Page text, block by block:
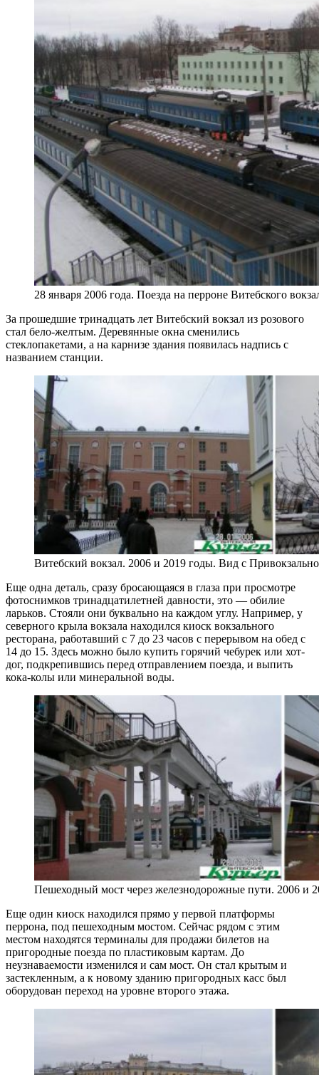
28 января 2006 года. Поезда на перроне Витебского
За прошедшие тринадцать лет Витебский вокзал из розового
стал бело-желтым. Деревянные окна сменились
стеклопакетами, а на карнизе здания появилась надпись с
названием станции.
Витебский вокзал. 2006 и 2019 годы. Вид с
Еще одна деталь, сразу бросающаяся в глаза при просмотре
фотоснимков тринадцатилетней давности, это — обилие
ларьков. Стояли они буквально на каждом углу. Например, у
северного крыла вокзала находился киоск вокзального
ресторана, работавший с 7 до 23 часов с перерывом на обед с
14 до 15. Здесь можно было купить горячий чебурек или хот-
дог, подкрепившись перед отправлением поезда, и выпить
кока-колы или минеральной воды.
Пешеходный мост через железнодорожные пути. 2006 и
Еще один киоск находился прямо у первой платформы
перрона, под пешеходным мостом. Сейчас рядом с этим
местом находятся терминалы для продажи билетов на
пригородные поезда по пластиковым картам. До
неузнаваемости изменился и сам мост. Он стал крытым и
застекленным, а к новому зданию пригородных касс был
оборудован переход на уровне второго этажа.